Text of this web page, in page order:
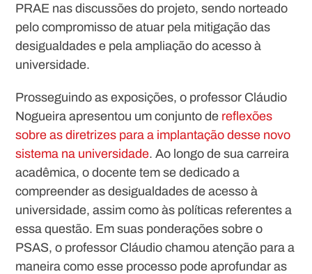
PRAE nas discussões do projeto, sendo norteado
pelo compromisso de atuar pela mitigação das
desigualdades e pela ampliação do acesso à
universidade.
Prosseguindo as exposições, o professor Cláudio
Nogueira apresentou um conjunto de reflexões
sobre as diretrizes para a implantação desse novo
sistema na universidade. Ao longo de sua carreira
acadêmica, o docente tem se dedicado a
compreender as desigualdades de acesso à
universidade, assim como às políticas referentes a
essa questão. Em suas ponderações sobre o
PSAS, o professor Cláudio chamou atenção para a
maneira como esse processo pode aprofundar as